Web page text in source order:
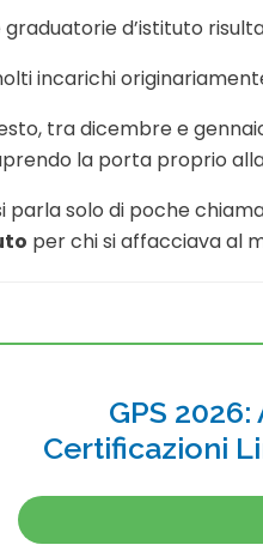
graduatorie d’istituto
incarichi
tra dicembre e
la porta proprio
parla solo di poche
per chi si affacciava al
GPS
Certificazioni